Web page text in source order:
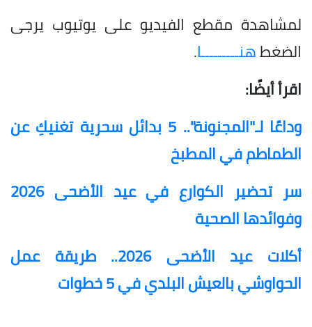
لمشاهدة مقطع الفيديو على يوتيوب يرجى
الضغطهنـــــــــا.
اقرأ أيضًا:
وداعًا لـ"المجنونة".. 5 بدائل سحرية تغنيكِ عن
الطماطم في المطبخ
سر تحضير الكوارع في عيد الأضحى 2026
وفوائدها الصحية
أكلات عيد الأضحى 2026.. طريقة عمل
الحواوشي بالعيش البلدي في 5 خطوات